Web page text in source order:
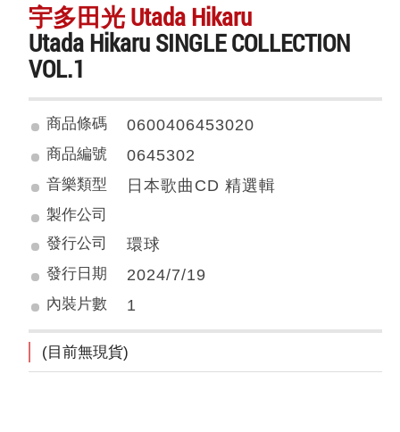
宇多田光 Utada Hikaru
Utada Hikaru SINGLE COLLECTION
VOL.1
商品條碼 0600406453020
商品編號 0645302
音樂類型 日本歌曲CD 精選輯
製作公司
發行公司
環球
發行日期 2024/7/19
內裝片數 1
(目前無現貨)